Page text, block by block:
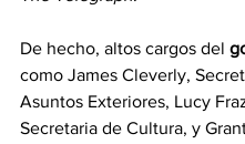
De hecho, altos cargos del
como James Cleverly,
Asuntos Exteriores, Lucy
Secretaria de Cultura, y